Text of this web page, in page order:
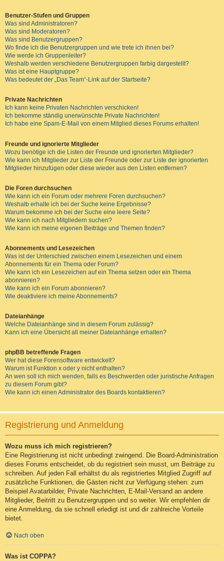
Benutzer-Stufen und Gruppen
Was sind Administratoren?
Was sind Moderatoren?
Was sind Benutzergruppen?
Wo finde ich die Benutzergruppen und wie trete ich ihnen bei?
Wie werde ich Gruppenleiter?
Weshalb werden verschiedene Benutzergruppen farbig dargestellt?
Was ist eine Hauptgruppe?
Was bedeutet der „Das Team“-Link auf der Startseite?
Private Nachrichten
Ich kann keine Privaten Nachrichten verschicken!
Ich bekomme ständig unerwünschte Private Nachrichten!
Ich habe eine Spam-E-Mail von einem Mitglied dieses Forums erhalten!
Freunde und ignorierte Mitglieder
Wozu benötige ich die Listen der Freunde und ignorierten Mitglieder?
Wie kann ich Mitglieder zur Liste der Freunde oder zur Liste der ignorierten
Mitglieder hinzufügen oder diese wieder aus den Listen entfernen?
Die Foren durchsuchen
Wie kann ich ein Forum oder mehrere Foren durchsuchen?
Weshalb erhalte ich bei der Suche keine Ergebnisse?
Warum bekomme ich bei der Suche eine leere Seite?
Wie kann ich nach Mitgliedern suchen?
Wie kann ich meine eigenen Beiträge und Themen finden?
Abonnements und Lesezeichen
Was ist der Unterschied zwischen einem Lesezeichen und einem
Abonnements für ein Thema oder Forum?
Wie kann ich ein Lesezeichen auf ein Thema setzen oder ein Thema
abonnieren?
Wie kann ich ein Forum abonnieren?
Wie deaktiviere ich meine Abonnements?
Dateianhänge
Welche Dateianhänge sind in diesem Forum zulässig?
Kann ich eine Übersicht all meiner Dateianhänge erhalten?
phpBB betreffende Fragen
Wer hat diese Forensoftware entwickelt?
Warum ist Funktion x oder y nicht enthalten?
An wen soll ich mich wenden, falls es Beschwerden oder juristische Anfragen
zu diesem Forum gibt?
Wie kann ich einen Administrator des Boards kontaktieren?
Registrierung und Anmeldung
Wozu muss ich mich registrieren?
Eine Registrierung ist nicht unbedingt zwingend. Die Board-Administration
dieses Forums entscheidet, ob du registriert sein musst, um Beiträge zu
schreiben. Auf jeden Fall erhältst du als registriertes Mitglied Zugriff auf
zusätzliche Funktionen, die Gästen nicht zur Verfügung stehen: zum
Beispiel Avatarbilder, Private Nachrichten, E-Mail-Versand an andere
Mitglieder, Beitritt zu Benutzergruppen und so weiter. Wir empfehlen dir
eine Anmeldung, da sie schnell erledigt ist und dir zahlreiche Vorteile
bietet.
Nach oben
Was ist COPPA?